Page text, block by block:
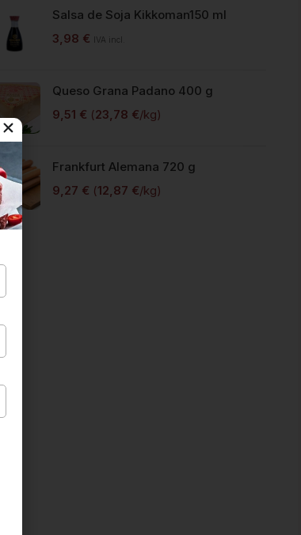
Salsa de Soja Kikkoman150 ml
3,98 € IVA incl.
Queso Grana Padano 400 g
9,51 € (23,78 €/kg)
Frankfurt Alemana 720 g
9,27 € (12,87 €/kg)